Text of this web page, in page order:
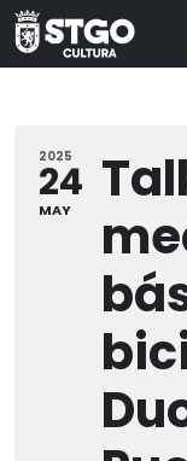
2025
24
MAY